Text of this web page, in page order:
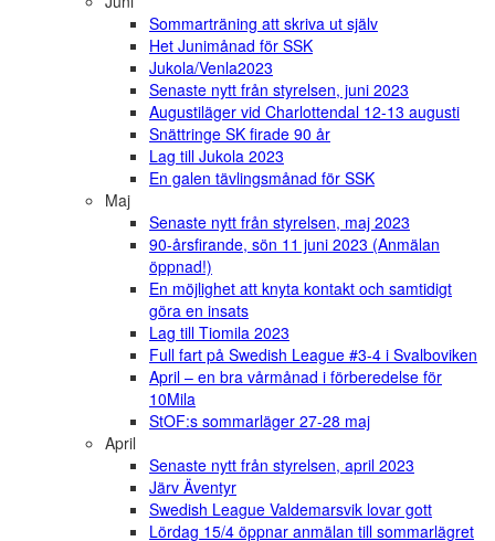
Sommarträning att skriva ut själv
Het Junimånad för SSK
Jukola/Venla2023
Senaste nytt från styrelsen, juni 2023
Augustiläger vid Charlottendal 12-13 augusti
Snättringe SK firade 90 år
Lag till Jukola 2023
En galen tävlingsmånad för SSK
Maj
Senaste nytt från styrelsen, maj 2023
90-årsfirande, sön 11 juni 2023 (Anmälan
öppnad!)
En möjlighet att knyta kontakt och samtidigt
göra en insats
Lag till Tiomila 2023
Full fart på Swedish League #3-4 i Svalboviken
April – en bra vårmånad i förberedelse för
10Mila
StOF:s sommarläger 27-28 maj
April
Senaste nytt från styrelsen, april 2023
Järv Äventyr
Swedish League Valdemarsvik lovar gott
Lördag 15/4 öppnar anmälan till sommarlägret